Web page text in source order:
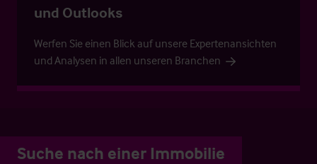
und Outlooks
Werfen Sie einen Blick auf unsere Expertenansichten
und Analysen in allen unseren Branchen
Suche nach einer Immobilie